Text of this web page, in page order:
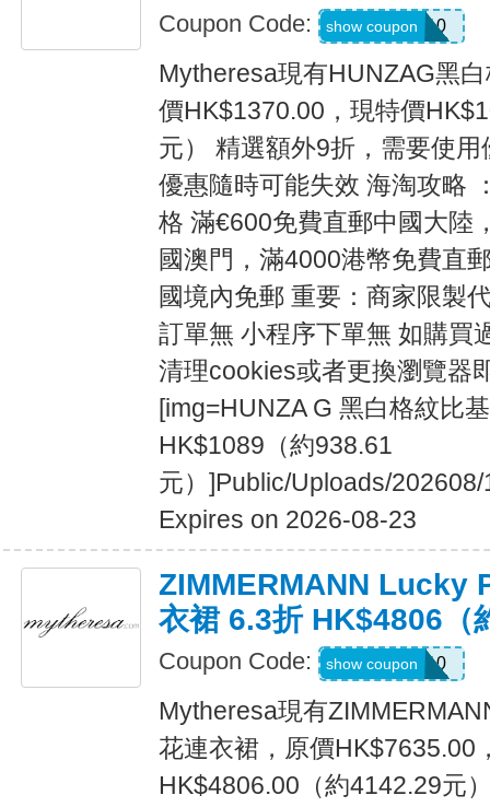
Coupon Code: MYEXTRA10
show coupon
Mytheresa現有HUNZAG黑
價HK$1370.00，現特價
元） 精選額外9折，需要使
優惠隨時可能失效 海淘攻略
格 滿€600免費直郵中國大陸
國澳門，滿4000港幣免費直
國境內免郵 重要：商家限製
訂單無 小程序下單無 如購買
清理cookies或者更換瀏覽器
[img=HUNZA G 黑白格紋比
HK$1089（約938.61
元）]Public/Uploads/
Expires on 2026-08-23
ZIMMERMANN Lucky
衣裙 6.3折 HK$4806（
Coupon Code: MYEXTRA10
show coupon
Mytheresa現有
花連衣裙，原價HK$7635.00
HK$4806.00（約4142.29元